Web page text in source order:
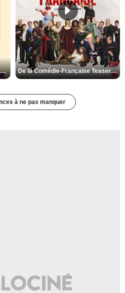
Les Matins merveilleux Bande-annonce VF De la Comédie-Française Teaser VF
à ne pas manquer